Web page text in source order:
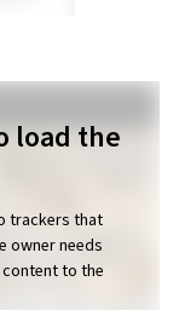
load the
trackers that
owner needs
to the